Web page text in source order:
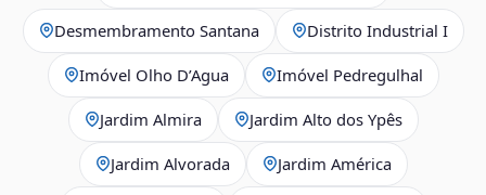
Desmembramento Santana Distrito Industrial I
Imóvel Olho D’Agua Imóvel Pedregulhal
Jardim Almira Jardim Alto dos Ypês
Jardim Alvorada Jardim América